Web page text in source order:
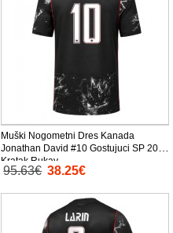
Muški Nogometni Dres Kanada
Jonathan David #10 Gostujuci SP 2026
Kratak Rukav
95.63€ 38.25€